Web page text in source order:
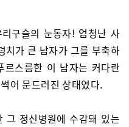
구슬의 눈동자! 엄청난 사
치가 큰 남자가 그를 부축하
스름한 이 남자는 커다란
어 문드러진 상태였다.
그 정신병원에 수감돼 있는